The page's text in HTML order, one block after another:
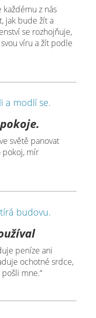
z nás
jak bude žít a
se rozhojňuje,
víru a žít podle
světě panovat
pokoj, mír
peníze ani
ochotné srdce,
mne.“